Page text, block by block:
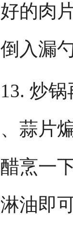
的肉
入漏
炒锅
蒜片
烹一
油即